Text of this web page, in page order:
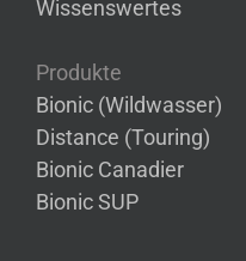
Wissenswertes
Produkte
Bionic (Wildwasser)
Distance (Touring)
Bionic Canadier
Bionic SUP